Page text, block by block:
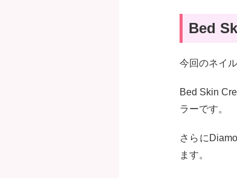
Bed
今回のネイ
Bed Skin
ラーです。
さらに
ます。